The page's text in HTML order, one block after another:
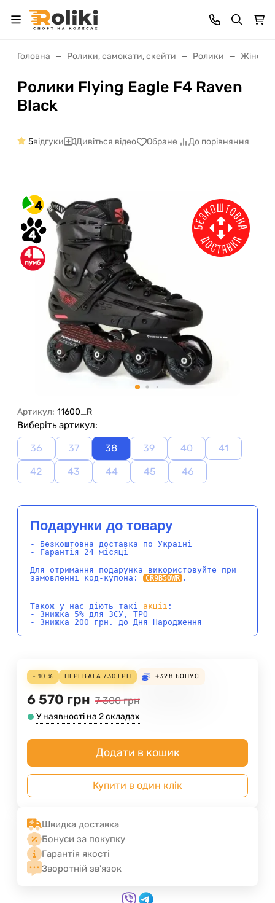
Головна Ролики, самокати, скейти Ролики Жіночі
Ролики Flying Eagle F4 Raven
Black
5відгуки Дивіться відео Обране До порівняння
4
4
4
Артикул: 11600_R
Виберіть артикул:
36 37 38 39 40
41
42
43 44 45 46
Подарунки до товару
- Безкоштовна доставка по Україні
- Гарантія 24 місяці
Для отримання подарунка використовуйте при
замовленні код-купона:
CR9B5OWR .
Також у нас діють такі акції :
- Знижка 5% для ЗСУ, ТРО
- Знижка 200 грн. до Дня Народження
- 10 % ПЕРЕВАГА730 ГРН +328 БОНУС
6 570 грн 7 300 грн
У наявності на 2 складах
Додати в кошик
Купити в один клік
Швидка доставка
Бонуси за покупку
Гарантія якості
Зворотній зв'язок